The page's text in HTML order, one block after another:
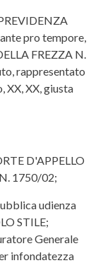
pro tempore,
FREZZA N.
rappresentato
XX, XX, giusta
D'APPELLO
1750/02;
udienza
STILE;
Generale
infondatezza